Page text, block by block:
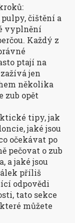
čištění a
vyplnění
Každý z
ptají na
jen
několika
zub opět
tipy, jak
jaké jsou
očekávat po
pečovat o zub
a jaké jsou
příliš
odpovědi
tato sekce
můžete